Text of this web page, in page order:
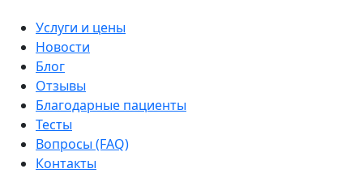
Услуги и цены
Новости
Блог
Отзывы
Благодарные пациенты
Тесты
Вопросы (FAQ)
Контакты